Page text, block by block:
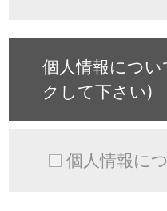
個人情報につ
クして下さい)
個人情報に